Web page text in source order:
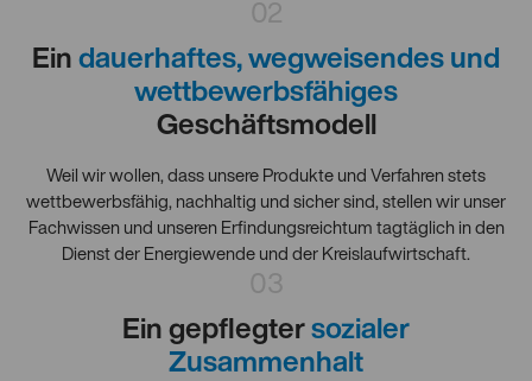
02
Ein dauerhaftes, wegweisendes und
wettbewerbsfähiges
Geschäftsmodell
Weil wir wollen, dass unsere Produkte und Verfahren stets
wettbewerbsfähig, nachhaltig und sicher sind, stellen wir unser
Fachwissen und unseren Erfindungsreichtum tagtäglich in den
Dienst der Energiewende und der Kreislaufwirtschaft.
03
Ein gepflegter sozialer
Zusammenhalt